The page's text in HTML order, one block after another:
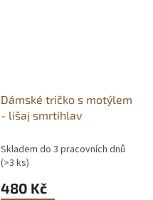
Dámské tričko s motýlem
- lišaj smrtihlav
Skladem do 3 pracovních dnů
(>3 ks)
480 Kč